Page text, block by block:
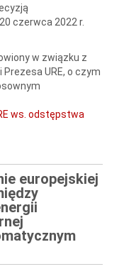
czerwca 2022 r.
w związku z
Prezesa URE, o czym
ws. odstępstwa
europejskiej